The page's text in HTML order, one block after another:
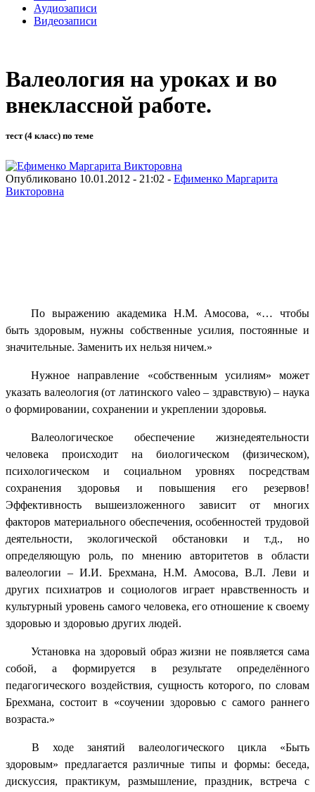
Аудиозаписи
Видеозаписи
Валеология на уроках и во
внеклассной работе.
тест (4 класс) по теме
Опубликовано 10.01.2012 - 21:02 - Ефименко Маргарита
Викторовна
По выражению академика Н.М. Амосова, «… чтобы
быть здоровым, нужны собственные усилия, постоянные и
значительные. Заменить их нельзя ничем.»
Нужное направление «собственным усилиям» может
указать валеология (от латинского valeo– здравствую) – наука
о формировании, сохранении и укреплении здоровья.
Валеологическое обеспечение жизнедеятельности
человека происходит на биологическом (физическом),
психологическом и социальном уровнях посредствам
сохранения здоровья и повышения его резервов!
Эффективность вышеизложенного зависит от многих
факторов материального обеспечения, особенностей трудовой
деятельности, экологической обстановки и т.д., но
определяющую роль, по мнению авторитетов в области
валеологии – И.И. Брехмана, Н.М. Амосова, В.Л. Леви и
других психиатров и социологов играет нравственность и
культурный уровень самого человека, его отношение к своему
здоровью и здоровью других людей.
Установка на здоровый образ жизни не появляется сама
собой, а формируется в результате определённого
педагогического воздействия, сущность которого, по словам
Брехмана, состоит в «соучении здоровью с самого раннего
возраста.»
В ходе занятий валеологического цикла «Быть
здоровым» предлагается различные типы и формы: беседа,
дискуссия, практикум, размышление, праздник, встреча с